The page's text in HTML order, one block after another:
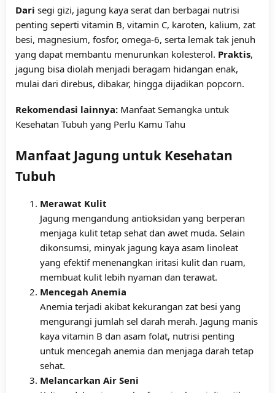
Dari segi gizi, jagung kaya serat dan berbagai nutrisi
penting seperti vitamin B, vitamin C, karoten, kalium, zat
besi, magnesium, fosfor, omega-6, serta lemak tak jenuh
yang dapat membantu menurunkan kolesterol. Praktis,
jagung bisa diolah menjadi beragam hidangan enak,
mulai dari direbus, dibakar, hingga dijadikan popcorn.
Rekomendasi lainnya: Manfaat Semangka untuk
Kesehatan Tubuh yang Perlu Kamu Tahu
Manfaat Jagung untuk Kesehatan
Tubuh
Merawat Kulit
Jagung mengandung antioksidan yang berperan
menjaga kulit tetap sehat dan awet muda. Selain
dikonsumsi, minyak jagung kaya asam linoleat
yang efektif menenangkan iritasi kulit dan ruam,
membuat kulit lebih nyaman dan terawat.
Mencegah Anemia
Anemia terjadi akibat kekurangan zat besi yang
mengurangi jumlah sel darah merah. Jagung manis
kaya vitamin B dan asam folat, nutrisi penting
untuk mencegah anemia dan menjaga darah tetap
sehat.
Melancarkan Air Seni